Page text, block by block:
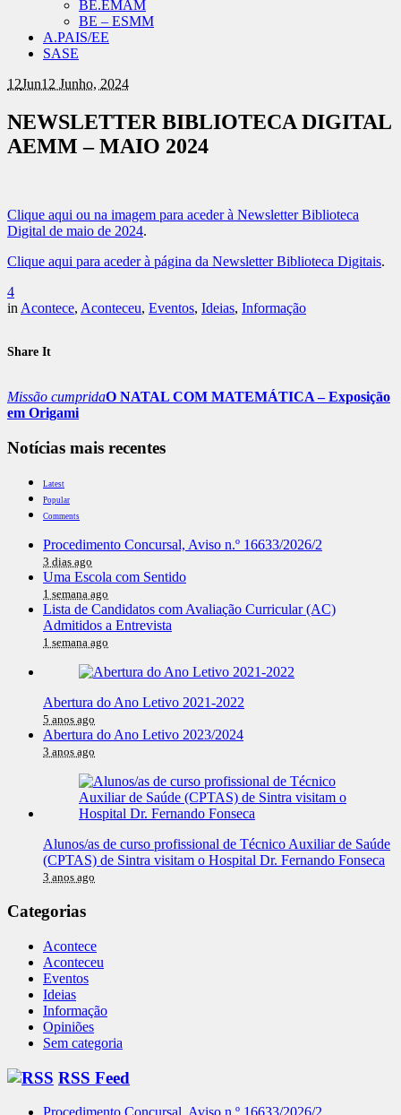
BE.EMAM
BE – ESMM
A.PAIS/EE
SASE
12Jun12 Junho, 2024
NEWSLETTER BIBLIOTECA DIGITAL
AEMM – MAIO 2024
Clique aqui ou na imagem para aceder à Newsletter Biblioteca
Digital de maio de 2024.
Clique aqui para aceder à página da Newsletter Biblioteca Digitais.
4
in Acontece, Aconteceu, Eventos, Ideias, Informação
Share It
Missão cumpridaO NATAL COM MATEMÁTICA – Exposição
em Origami
Notícias mais recentes
Latest
Popular
Comments
Procedimento Concursal, Aviso n.º 16633/2026/2
3 dias ago
Uma Escola com Sentido
1 semana ago
Lista de Candidatos com Avaliação Curricular (AC)
Admitidos a Entrevista
1 semana ago
Abertura do Ano Letivo 2021-2022
5 anos ago
Abertura do Ano Letivo 2023/2024
3 anos ago
Alunos/as de curso profissional de Técnico Auxiliar de Saúde
(CPTAS) de Sintra visitam o Hospital Dr. Fernando Fonseca
3 anos ago
Categorias
Acontece
Aconteceu
Eventos
Ideias
Informação
Opiniões
Sem categoria
RSS Feed